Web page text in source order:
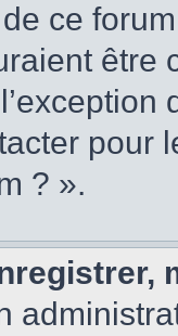
ce
être
pour
? ».